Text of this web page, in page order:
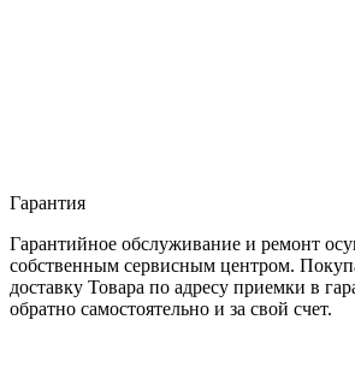
Гарантия
Гарантийное обслуживание и ремонт
собственным сервисным центром.
доставку Товара по адресу приемки в
обратно самостоятельно и за свой счет.